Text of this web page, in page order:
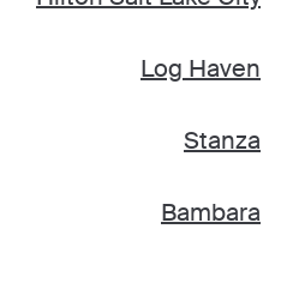
Log Haven
Stanza
Bambara